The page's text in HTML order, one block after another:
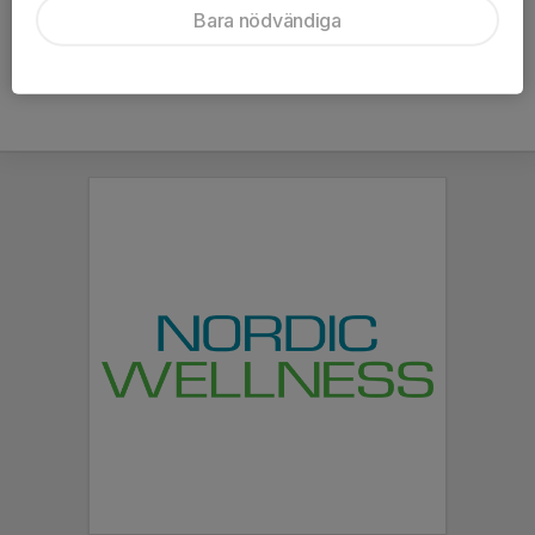
skänkt oss Hjärtstartaren + Tillhörande Utbildning
Bara nödvändiga